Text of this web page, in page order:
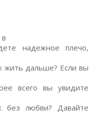
надежное плечо,
жить дальше? Если вы
всего вы увидите
без любви? Давайте